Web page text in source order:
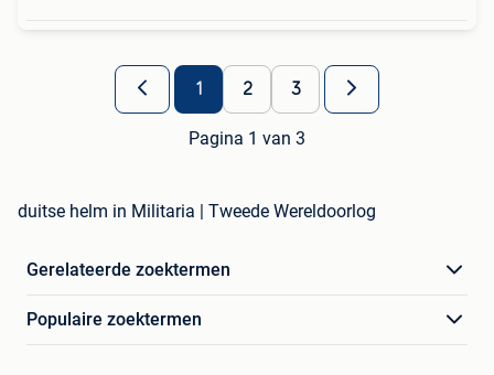
1 2 3
Pagina 1 van 3
duitse helm in Militaria | Tweede Wereldoorlog
Gerelateerde zoektermen
Populaire zoektermen